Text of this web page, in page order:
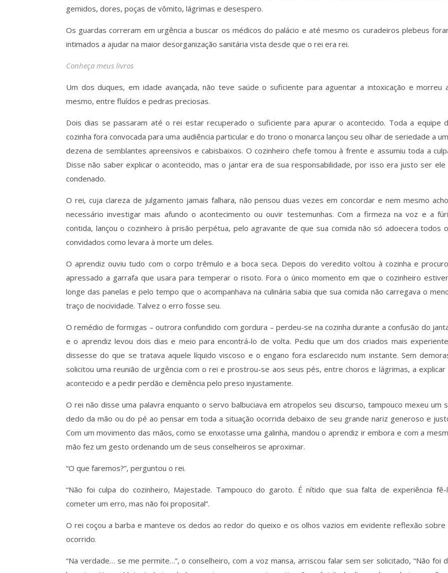
gemidos, dores, poças de vômito, lágrimas e desespero.
Os guardas correram em urgência a buscar os médicos do palácio e até mesmo os curadeiros plebeus
intimados a ajudar na maior desorganização sanitária vista desde que o rei era rei.
Conheça meus livros
Um dos duques, em idade avançada, não teve saúde o suficiente para aguentar a intoxicação e morreu
mesmo, entre fluídos e pedras preciosas.
Dois dias se passaram até o rei estar recuperado o suficiente para apurar o acontecido. Toda a equipe
cozinha fora convocada para uma audiência particular e do trono o monarca lançou seu olhar de seriedade a
dezena de semblantes apreensivos e cabisbaixos. O cozinheiro chefe tomou à frente e assumiu toda a
Disse não saber explicar o acontecido, mas o jantar era de sua responsabilidade, por isso era justo ser ele
condenado.
O rei, cuja clareza de julgamento jamais falhara, não pensou duas vezes em concordar e nem mesmo
necessário investigar mais afundo o acontecimento ou ouvir testemunhas. Com a firmeza na voz e a
contida, lançou o cozinheiro à prisão perpétua, pelo agravante de que sua comida não só adoecera todos
convidados como levara à morte um deles.
O aprendiz ouviu tudo com o corpo trêmulo e a boca seca. Depois do veredito voltou à cozinha e
apressado a garrafa que usara para temperar o risoto. Fora o único momento em que o cozinheiro
longe das panelas e pelo tempo que o acompanhava na culinária sabia que sua comida não carregava o
traço de nocividade. Talvez o erro fosse seu.
O remédio de formigas – outrora confundido com gordura – perdeu-se na cozinha durante a confusão do
e o aprendiz levou dois dias e meio para encontrá-lo de volta. Pediu que um dos criados mais
dissesse do que se tratava aquele líquido viscoso e o engano fora esclarecido num instante. Sem
solicitou uma reunião de urgência com o rei e prostrou-se aos seus pés, entre choros e lágrimas, a explicar
acontecido e a pedir perdão e clemência pelo preso injustamente.
O rei não disse uma palavra enquanto o servo balbuciava em atropelos seu discurso, tampouco mexeu um
dedo da mão ou do pé ao pensar em toda a situação ocorrida debaixo de seu grande nariz generoso e
Com um movimento das mãos, como se enxotasse uma galinha, mandou o aprendiz ir embora e com a
mão fez um gesto ordenando um de seus conselheiros se aproximar.
“O que faremos?”, perguntou o rei.
“Não foi culpa do cozinheiro, Majestade. Tampouco do garoto. É nítido que sua falta de experiência fê-
cometer um erro, mas não foi proposital”.
O rei coçou a barba e manteve os dedos ao redor do queixo e os olhos vazios em evidente reflexão sobre
ocorrido.
“Na verdade… se me permite…”, o conselheiro, com a voz mansa, arriscou falar sem ser solicitado, “Não foi